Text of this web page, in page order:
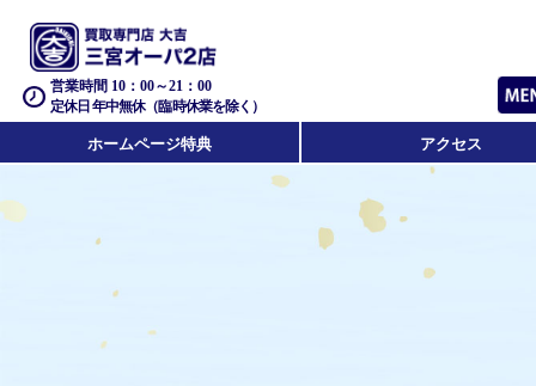
営業時間 10：00～21：00
定休日 年中無休（臨時休業を除く）
ホームページ特典 アクセス